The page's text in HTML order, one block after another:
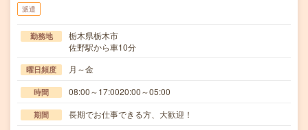
派遣
勤務地
栃木県栃木市
佐野駅から車10分
曜日頻度 月～金
時間 08:00～17:0020:00～05:00
期間 長期でお仕事できる方、大歓迎！